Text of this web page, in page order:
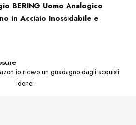
BERING Uomo Analogico
in Acciaio Inossidabile e
io ricevo un guadagno dagli acquisti
idonei.